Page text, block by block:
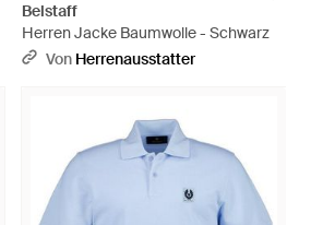
Belstaff
Herren Jacke Baumwolle - Schwarz
Von Herrenausstatter